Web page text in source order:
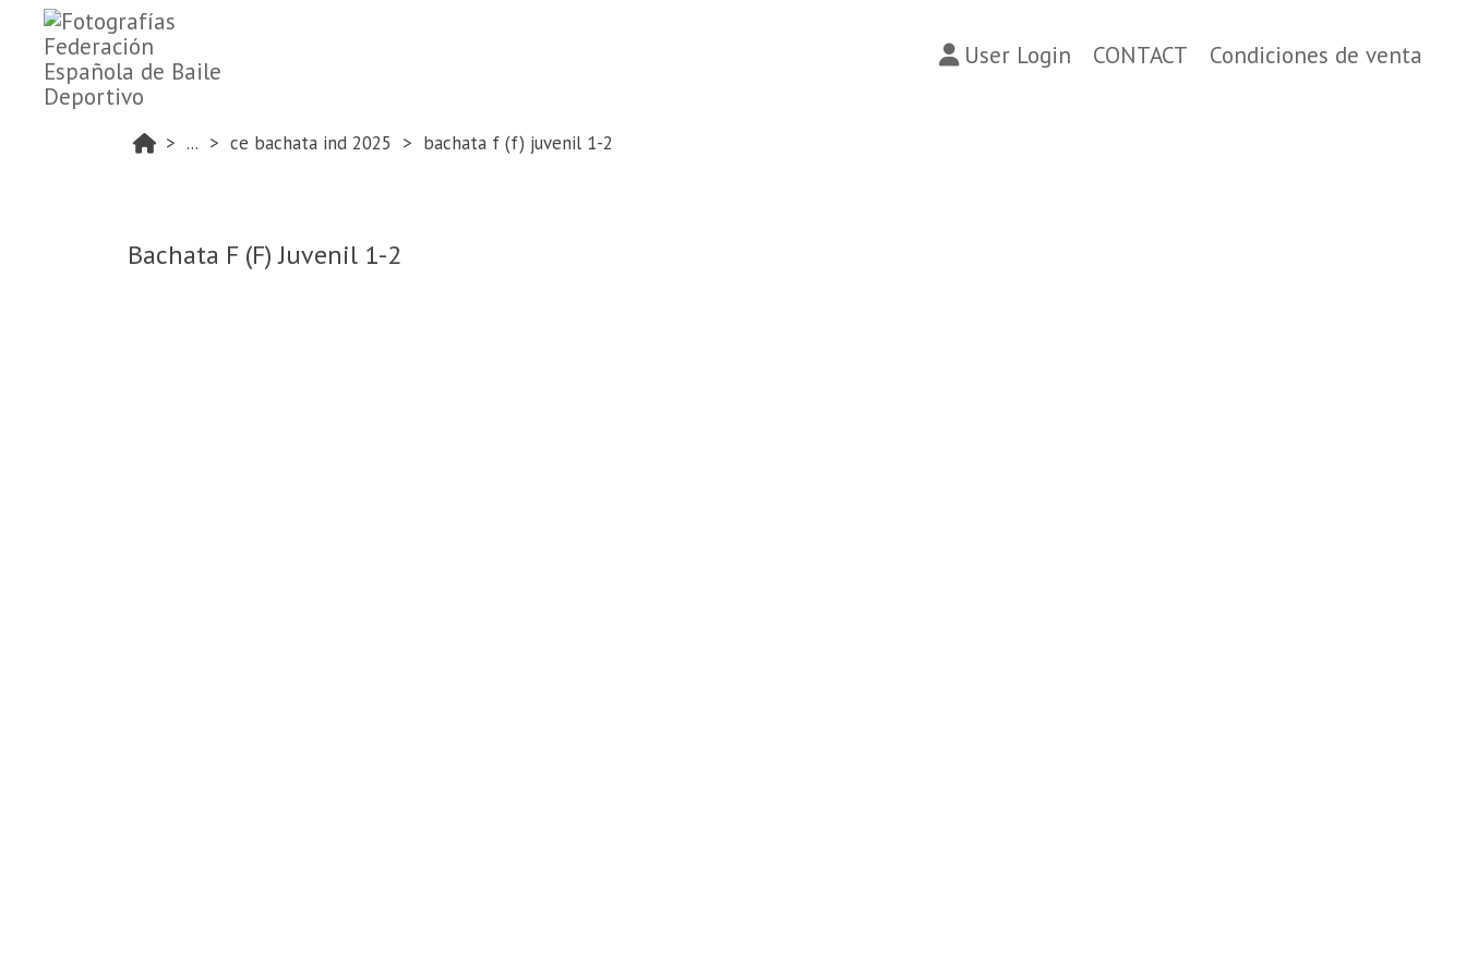
User Login CONTACT Condiciones de venta
... ce bachata ind 2025 bachata f (f) juvenil 1-2
Bachata F (F) Juvenil 1-2